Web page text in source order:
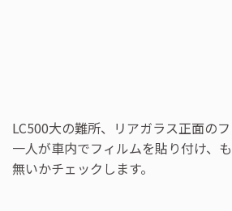
LC500大の難所、リアガラス正面のフ
一人が車内でフィルムを貼り付け、
無いかチェックします。